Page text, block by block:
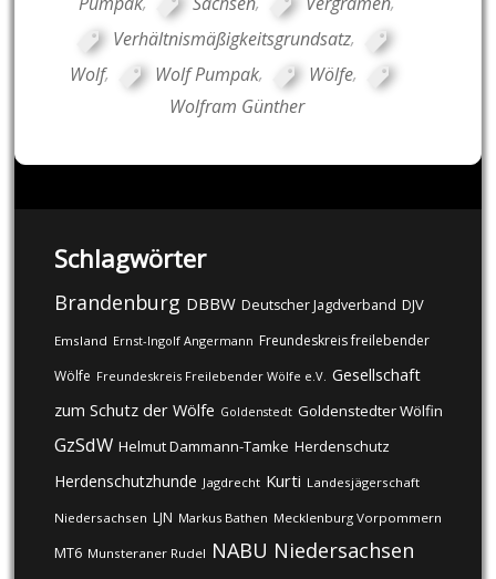
Verhältnismäßigkeitsgrundsatz,
Wolf, Wolf Pumpak, Wölfe,
Wolfram Günther
Schlagwörter
Brandenburg DBBW Deutscher Jagdverband DJV
Emsland Ernst-Ingolf Angermann Freundeskreis freilebender
Wölfe Freundeskreis Freilebender Wölfe e.V. Gesellschaft
zum Schutz der Wölfe Goldenstedt Goldenstedter Wölfin
GzSdW Helmut Dammann-Tamke Herdenschutz
Herdenschutzhunde Jagdrecht Kurti Landesjägerschaft
Niedersachsen LJN Markus Bathen Mecklenburg Vorpommern
MT6 Munsteraner Rudel NABU Niedersachsen